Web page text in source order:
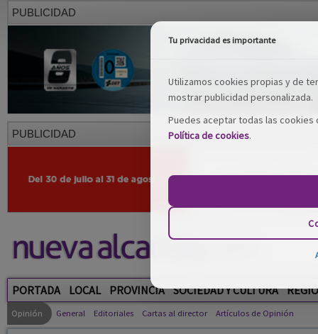
PUBLICIDAD
PUBLICIDAD
PORTADA LOCAL PROVINCIA SOCIEDAD Y CULTURA
Opinión General Editoriales Cartas al director Artículos de Opinión
Tu privacidad es importante
Utilizamos cookies propias y de
mostrar publicidad personalizada.
Puedes aceptar todas las
Política de cookies.